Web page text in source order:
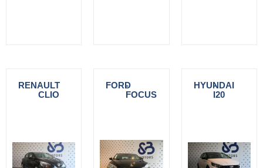
RENAULT
-
CLIO
FORD
-
FOCUS
HYUNDAI
-
I20